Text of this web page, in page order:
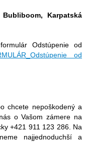
Karpatská
Odstúpenie od
od
chcete nepoškodený a
o Vašom zámere na
+421 911 123 286. Na
najjednoduchší a